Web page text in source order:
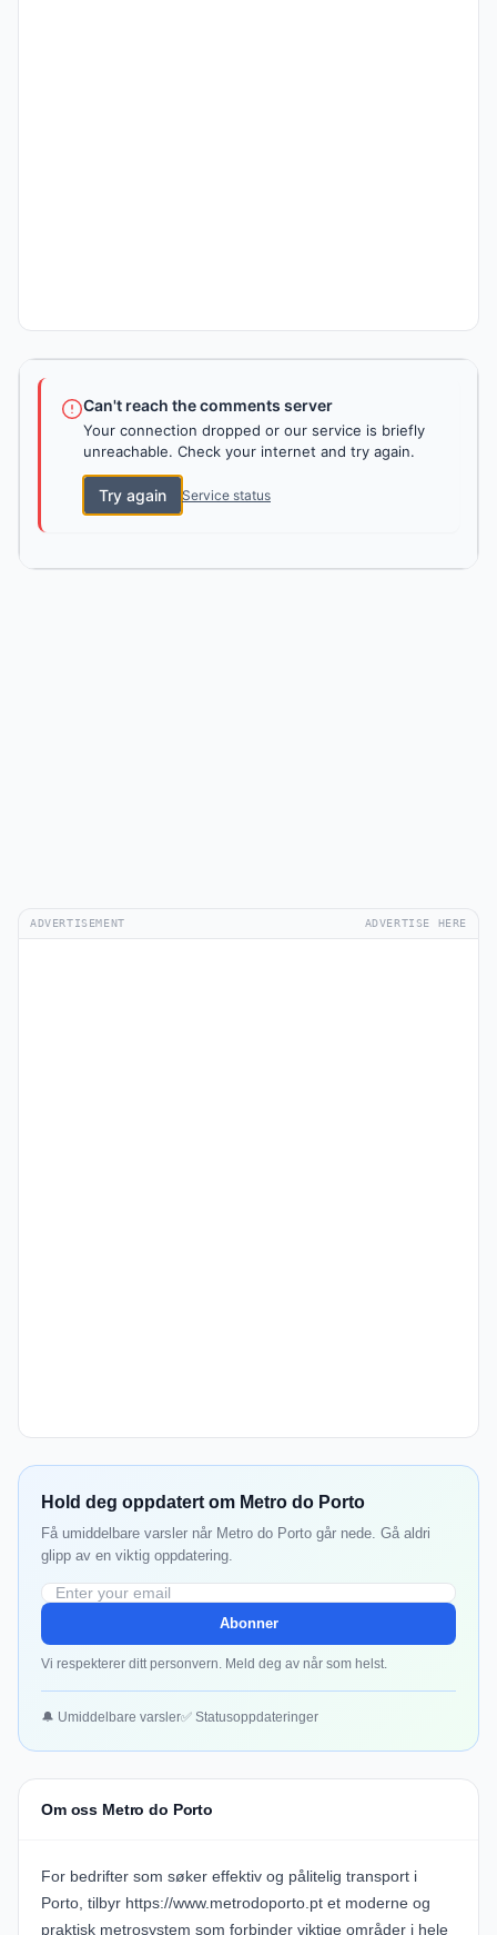
Can't reach the comments server
Your connection dropped or our service is briefly
unreachable. Check your internet and try again.
Try again Service status
ADVERTISEMENT ADVERTISE HERE
Hold deg oppdatert om Metro do Porto
Få umiddelbare varsler når Metro do Porto går nede. Gå aldri
glipp av en viktig oppdatering.
Abonner
Vi respekterer ditt personvern. Meld deg av når som helst.
🔔 Umiddelbare varsler✅ Statusoppdateringer
Om oss Metro do Porto
For bedrifter som søker effektiv og pålitelig transport i
Porto, tilbyr https://www.metrodoporto.pt et moderne og
praktisk metrosystem som forbinder viktige områder i hele